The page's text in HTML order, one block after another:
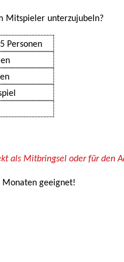
Mitspieler unterzujubeln?
Personen
als Mitbringsel oder für den
geeignet!